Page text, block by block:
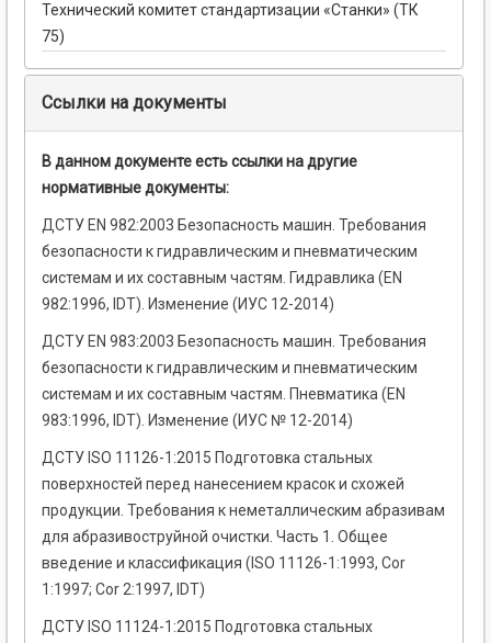
Технический комитет стандартизации «Станки» (ТК
75)
Ссылки на документы
В данном документе есть ссылки на другие
нормативные документы:
ДСТУ EN 982:2003 Безопасность машин. Требования
безопасности к гидравлическим и пневматическим
системам и их составным частям. Гидравлика (EN
982:1996, IDТ). Изменение (ИУС 12-2014)
ДСТУ EN 983:2003 Безопасность машин. Требования
безопасности к гидравлическим и пневматическим
системам и их составным частям. Пневматика (EN
983:1996, IDT). Изменение (ИУС № 12-2014)
ДСТУ ISO 11126-1:2015 Подготовка стальных
поверхностей перед нанесением красок и схожей
продукции. Требования к неметаллическим абразивам
для абразивоструйной очистки. Часть 1. Общее
введение и классификация (ISO 11126-1:1993, Cor
1:1997; Cor 2:1997, IDT)
ДСТУ ISO 11124-1:2015 Подготовка стальных